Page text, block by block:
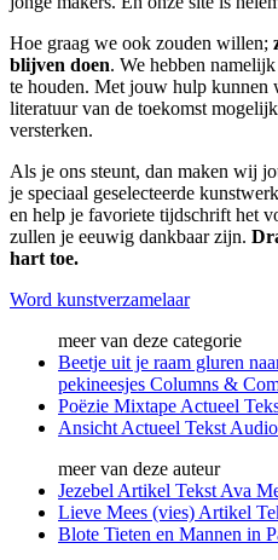
Hoe graag we ook zouden willen;
blijven doen. We hebben
te houden. Met jouw hulp kunnen
literatuur van de toekomst
versterken.
Als je ons steunt, dan maken wij
je speciaal geselecteerde
en help je favoriete tijdschrift het
zullen je eeuwig dankbaar zijn.
hart toe.
Word kunstverzamelaar
meer van deze categorie
Beetje uit je raam gluren
pekineesjes Columns &
Poëzie Mixtape Actueel
Ansicht Actueel Tekst
meer van deze auteur
Jezebel Artikel Tekst Ava
Lieve Mees (vies) Artikel
Blote Tieten en Mannen in